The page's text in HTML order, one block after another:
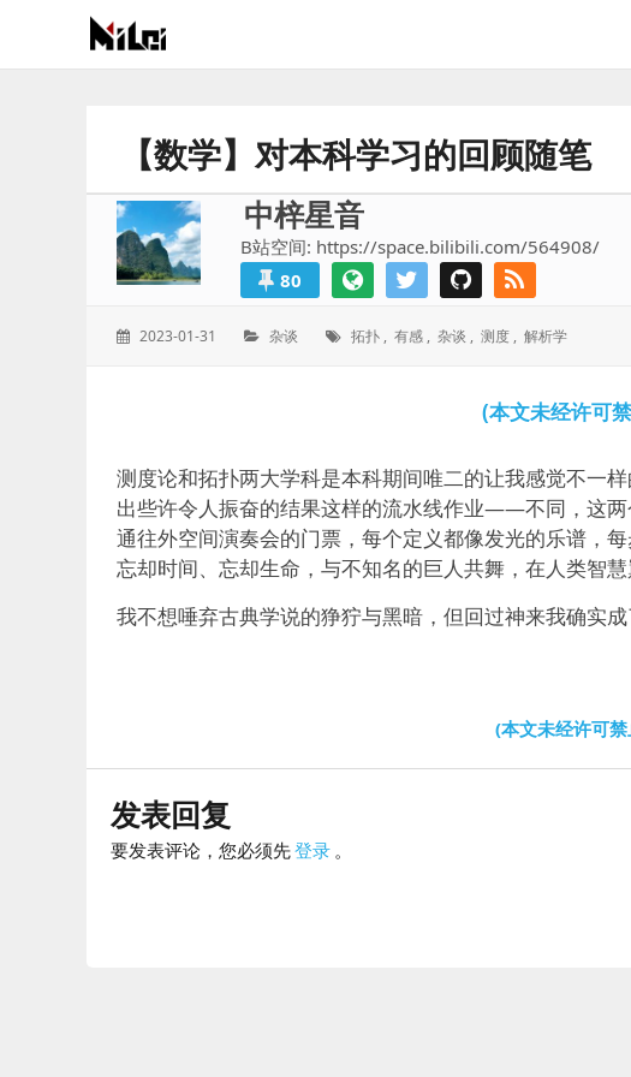
有
的
【数学】对本科学习的回顾随笔
中梓星音
B站空间: https://space.bilibili.com/564908/
80
发
2023-01-31
分
杂谈
标
拓扑 , 有感 , 杂谈 , 测度 , 解析学
(本文未经许可
测度论和拓扑两大学科是本科期间唯二的让我感觉不一
出些许令人振奋的结果这样的流水线作业——不同，这
通往外空间演奏会的门票，每个定义都像发光的乐谱，
忘却时间、忘却生命，与不知名的巨人共舞，在人类智慧
我不想唾弃古典学说的狰狞与黑暗，但回过神来我确实成
(本文未经许可
发表回复
要发表评论，您必须先登录 。